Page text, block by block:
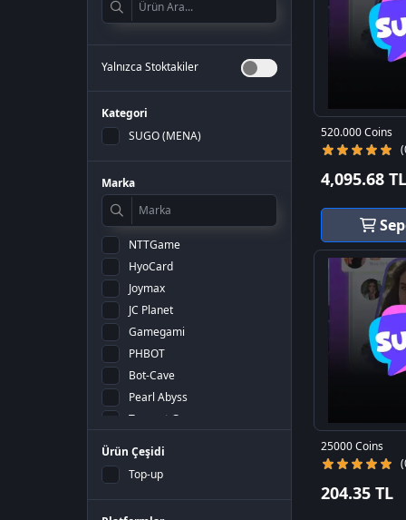
Yalnızca Stoktakiler
Kategori
SUGO (MENA)
Marka
NTTGame
HyoCard
Joymax
JC Planet
Gamegami
PHBOT
Bot-Cave
Pearl Abyss
Tencent Games
Gameforge
Garena
Ürün Çeşidi
Top-up
520.000 Coins
4,095.68 TL
25000 Coins
204.35 TL